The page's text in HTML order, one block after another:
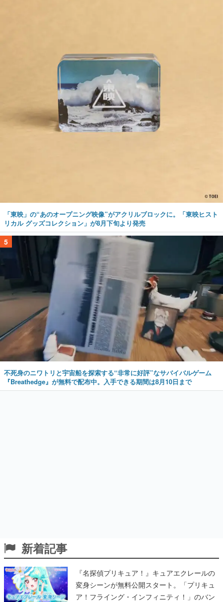
「東映」の“あのオープニング映像”がアクリルブロックに。「東映ヒスト
リカル グッズコレクション」が8月下旬より発売
5
不死身のニワトリと宇宙船を探索する“非常に好評”なサバイバルゲーム
『Breathedge』が無料で配布中。入手できる期間は8月10日まで
新着記事
『名探偵プリキュア！』キュアエクレールの
変身シーンが無料公開スタート。「プリキュ
ア！フライング・インフィニティ！」のバン